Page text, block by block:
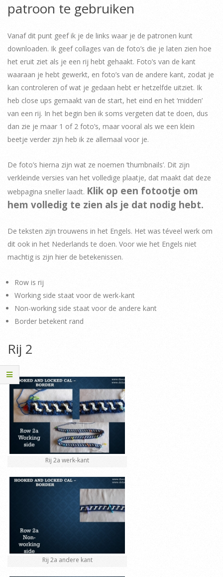
patroon te gebruiken
Vanaf dit punt geef ik je de links waar je de patronen kunt
downloaden. Ik geef collages van de foto’s die je laten zien hoe
het eruit ziet als je een rij hebt gehaakt. Foto’s van de kant
waaraan je hebt gewerkt, en foto’s van de andere kant, zodat je
kan controleren of wat je gedaan hebt er hetzelfde uitziet. Ik
heb close ups gemaakt van de start, het eind en het ‘midden’
van een rij. In het begin ben ik soms vergeten dat te doen, dus
dan zie je maar 1 of 2 foto’s, maar vooral als we een klein
beetje verder zijn heb ik ze allemaal voor je.
De foto’s hierna zijn wat ze noemen ’thumbnails’. Dit zijn
verkleinde versies van het volledige plaatje, dat maakt dat deze
webpagina sneller laadt. Klik op een fotootje om
hem volledig te zien als je dat nodig hebt.
De teksten zijn trouwens in het Engels. Het was téveel werk om
dit ook in het Nederlands te doen. Voor wie het Engels niet
machtig is zijn hier de betekenissen.
Row is rij
Working side staat voor de werk-kant
Non-working side staat voor de andere kant
Border betekent rand
Rij 2
Rij 2a werk-kant
Rij 2a andere kant